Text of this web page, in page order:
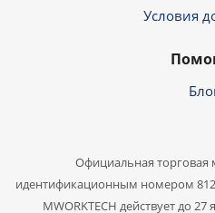
Условия
Официальная торговая
идентификационным номером
MWORKTECH действует до